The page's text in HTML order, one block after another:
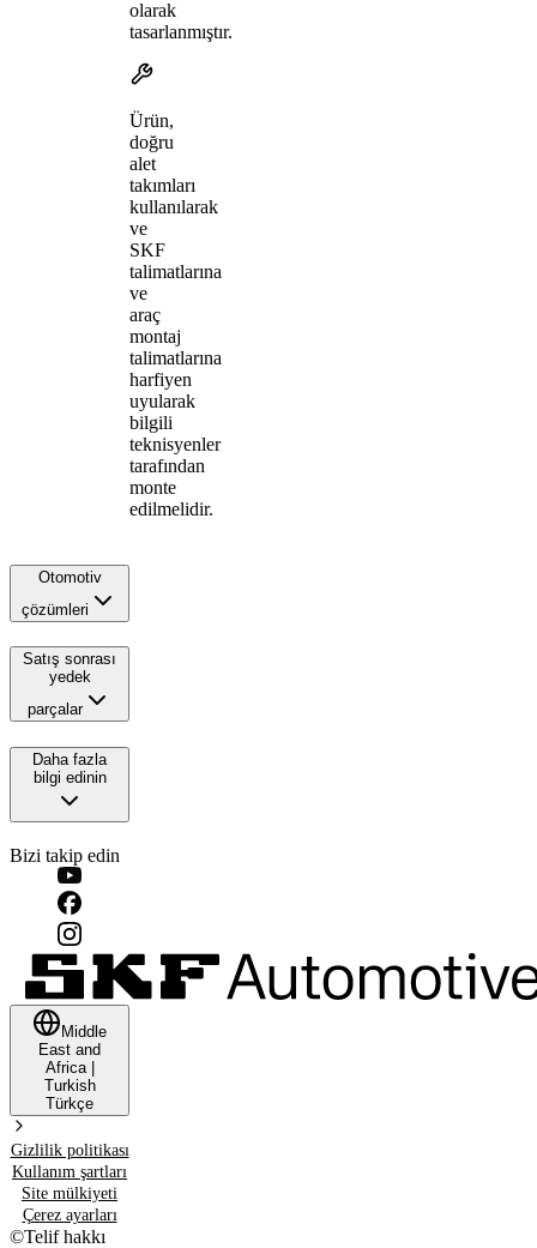
olarak
tasarlanmıştır.
Ürün,
doğru
alet
takımları
kullanılarak
ve
SKF
talimatlarına
ve
araç
montaj
talimatlarına
harfiyen
uyularak
bilgili
teknisyenler
tarafından
monte
edilmelidir.
Otomotiv
çözümleri
Satış sonrası
yedek
parçalar
Daha fazla
bilgi edinin
Bizi takip edin
Middle
East and
Africa|
Turkish
Türkçe
Gizlilik politikası
Kullanım şartları
Site mülkiyeti
Çerez ayarları
©Telif hakkı